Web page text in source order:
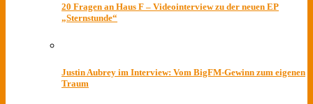
20 Fragen an Haus F – Videointerview zu der neuen EP
„Sternstunde“
Justin Aubrey im Interview: Vom BigFM-Gewinn zum eigenen
Traum